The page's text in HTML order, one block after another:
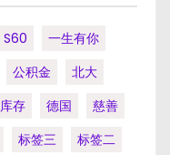
S60
一生有你
公积金
北大
库存 德国
慈善
标签三
标签二